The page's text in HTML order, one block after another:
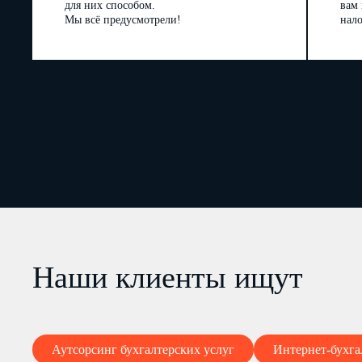
для них способом.
Мы всё предусмотрели!
вам
Наши клиенты ищут
Аутсорсинг бухгалтерских услуг Интернет-